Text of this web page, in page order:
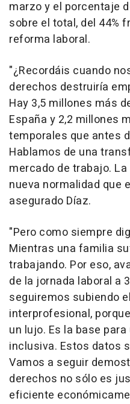
marzo y el porcentaje
sobre el total, del 44%
reforma laboral.
"¿Recordáis cuando
derechos destruiría
Hay 3,5 millones más
España y 2,2 millones
temporales que antes
Hablamos de una
mercado de trabajo.
nueva normalidad que
asegurado Díaz.
"Pero como siempre
Mientras una familia
trabajando. Por eso,
de la jornada laboral a
seguiremos subiendo
interprofesional,
un lujo. Es la base
inclusiva. Estos datos
Vamos a seguir
derechos no sólo es
eficiente